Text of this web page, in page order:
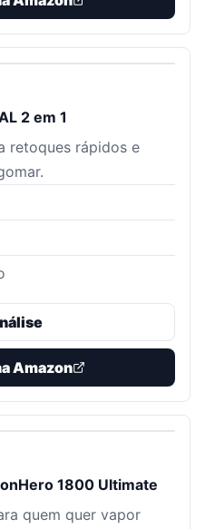
2 em 1
retoques rápidos e
Amazon
1800 Ultimate
quem quer vapor